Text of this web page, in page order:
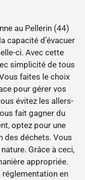
au Pellerin (44)
capacité d’évacuer
ci. Avec cette
simplicité de tous
faites le choix
pour gérer vos
évitez les allers-
fait gagner du
optez pour une
des déchets. Vous
Grâce à ceci,
appropriée.
en